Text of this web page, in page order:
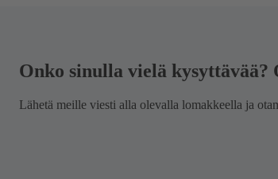
Onko sinulla vielä kysyttävää?
Lähetä meille viesti alla olevalla lomakkeella ja